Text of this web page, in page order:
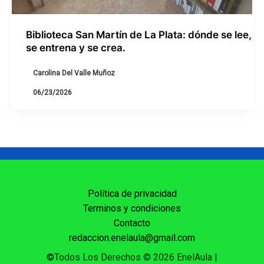
Biblioteca San Martín de La Plata: dónde se lee,
se entrena y se crea.
Carolina Del Valle Muñoz
06/23/2026
Política de privacidad
Terminos y condiciones
Contacto
redaccion.enelaula@gmail.com
©Todos Los Derechos © 2026 EnelAula